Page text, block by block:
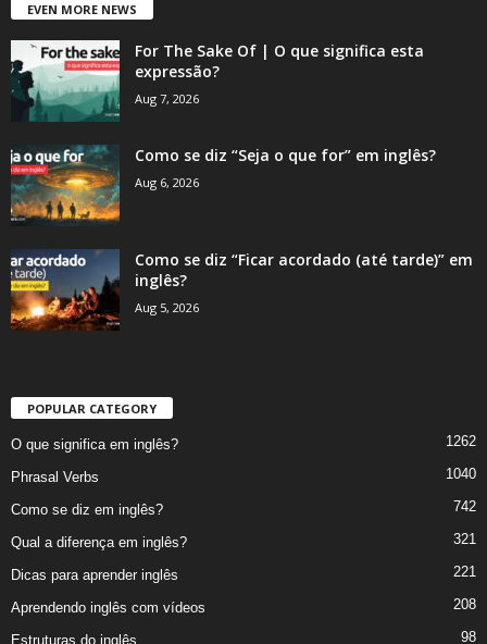
EVEN MORE NEWS
For The Sake Of | O que significa esta
expressão?
Aug 7, 2026
Como se diz “Seja o que for” em inglês?
Aug 6, 2026
Como se diz “Ficar acordado (até tarde)” em
inglês?
Aug 5, 2026
POPULAR CATEGORY
O que significa em inglês? 1262
Phrasal Verbs 1040
Como se diz em inglês? 742
Qual a diferença em inglês? 321
Dicas para aprender inglês 221
Aprendendo inglês com vídeos 208
Estruturas do inglês 98